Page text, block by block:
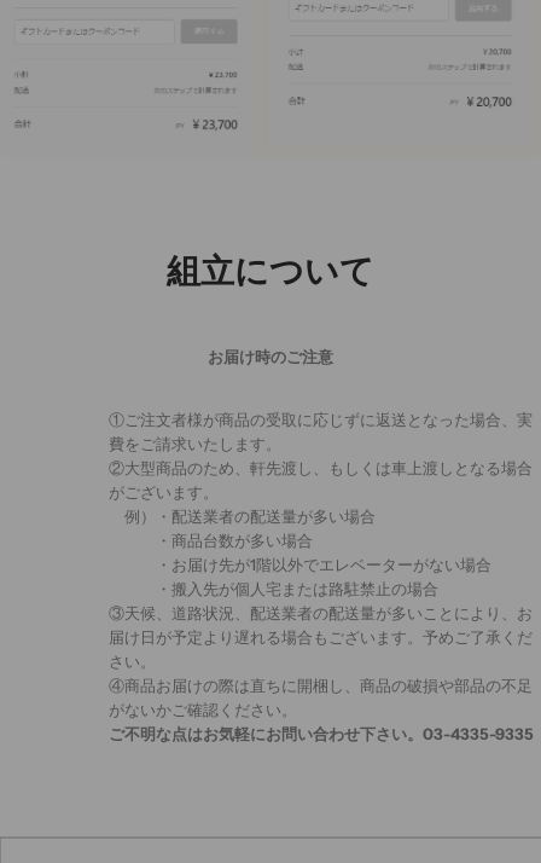
組立について
お届け時のご注意
①ご注文者様が商品の受取に応じずに返送となった場合、実
費をご請求いたします。
②大型商品のため、軒先渡し、もしくは車上渡しとなる場合
がございます。
例）・配送業者の配送量が多い場合
・商品台数が多い場合
・お届け先が1階以外でエレベーターがない場合
・搬入先が個人宅または路駐禁止の場合
③天候、道路状況、配送業者の配送量が多いことにより、お
届け日が予定より遅れる場合もございます。予めご了承くだ
さい。
④商品お届けの際は直ちに開梱し、商品の破損や部品の不足
がないかご確認ください。
ご不明な点はお気軽にお問い合わせ下さい。03-4335-9335